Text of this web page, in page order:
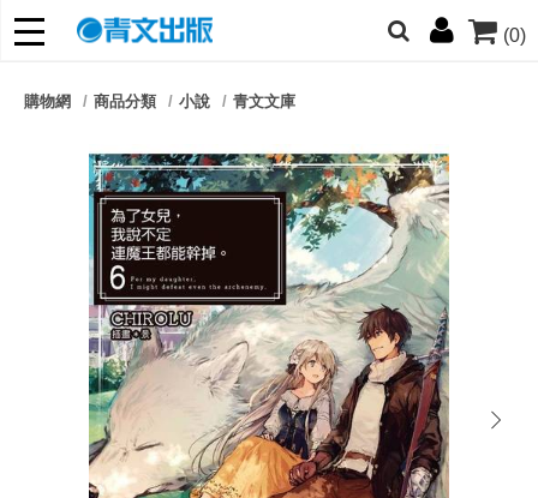
(0)
朋友們，提高警覺！
購物網 商品分類 小說 青文文庫
next